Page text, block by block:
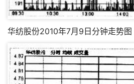
华纺股份2010年7月9日分钟走势图